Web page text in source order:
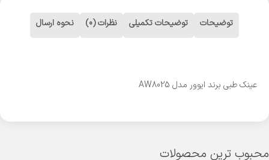
توضیحات توضیحات تکمیلی نظرات (0) نحوه ارسال
عینک طبی برند ایوور مدل AW8025
محبوب ترین محصولات